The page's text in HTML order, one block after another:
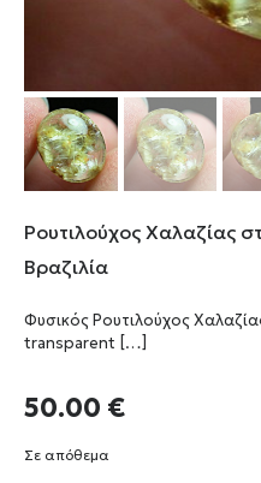
Ρουτιλούχος Χαλαζίας
Βραζιλία
Φυσικός Ρουτιλούχος
transparent […]
50.00 €
Σε απόθεμα